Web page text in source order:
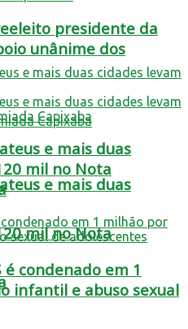
e mais duas
mil no Nota
presidente da
unânime dos
e mais duas
mil no Nota
condenado em 1
infantil e abuso sexual